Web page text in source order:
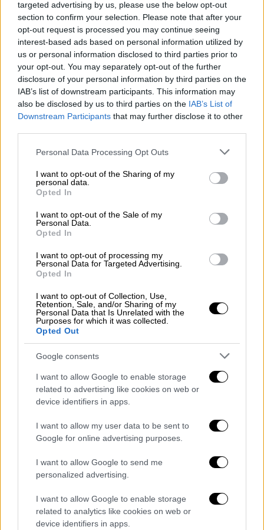
targeted advertising by us, please use the below opt-out
section to confirm your selection. Please note that after your
opt-out request is processed you may continue seeing
interest-based ads based on personal information utilized by
us or personal information disclosed to third parties prior to
your opt-out. You may separately opt-out of the further
disclosure of your personal information by third parties on the
IAB’s list of downstream participants. This information may
also be disclosed by us to third parties on the IAB’s List of
Downstream Participants that may further disclose it to other
Please note that this website/app uses one or more Google
not limited to your visit or usage behaviour. You may click to
grant or deny consent to Google and its third-party tags to
use your data for below specified purposes in below Google
consent section.
Personal Data Processing Opt Outs
I want to opt-out of the Sharing of my
personal data.
Opted In
I want to opt-out of the Sale of my
Personal Data.
Opted In
I want to opt-out of processing my
Personal Data for Targeted Advertising.
Opted In
I want to opt-out of Collection, Use,
Retention, Sale, and/or Sharing of my
Personal Data that Is Unrelated with the
Purposes for which it was collected.
Opted Out
Google consents
I want to allow Google to enable storage
related to advertising like cookies on web or
device identifiers in apps.
I want to allow my user data to be sent to
Google for online advertising purposes.
I want to allow Google to send me
personalized advertising.
I want to allow Google to enable storage
related to analytics like cookies on web or
device identifiers in apps.
Κασσελάκης υποστηρίζει και φέρνει μια
αλλαγή και γι’ αυτό εκλέχθηκε. Προσπαθεί να
την κάνει πράξη. Δεν ξέρω αν θα το έκανα
έτσι ακριβώς με τη δημόσια εικόνα μου. Εγώ
είμαι ένας τελείως διαφορετικός
άνθρωπος», είπε οΜάριος Αθανασίου.
«Νιώθω ότι δεν έχω τη δικαιοδοσία
να μιλάω για τη Μαρία»
Αναφερόμενος στηΜαρία Σολωμού
φοβάται να εκφράσει την άποψή του. Έτσι
τη θυμάμαι και έτσι ήταν πάντα. Αισθάνομαι
λίγο αμήχανα να μιλάω γι’ αυτήν, είναι μια
σχέση που έχει τελειώσει εδώ και 18
χρόνια. Νιώθω ότι δεν έχω τη δικαιοδοσία
να μιλάω για τη Μαρία καθώς μιλάει η ίδια
για τον εαυτό της και το κάνει ωραία και
«Πρέπει να σταματήσουμε να μιλάμε για
σουηδικό μοντέλο και να το ονομάσουμε
ελληνικό. Αν στην Ελλάδα θεωρούμε ότι
είναι μοντέλο ζωής, δύο χωρισμένοι γονείς
να πλακώνονται στο ξύλο για το παιδί τους,
τότε ας το χαρούν αυτοί που το κάνουν. Στη
δική μας περίπτωση δε λύνουμε τις
διαφορές μας πίνοντας σαμπάνια και
τρώγοντας σολομό. Θέλει αγώνα και
άλλη, υπάρχει μια δυσκολία. Προσπαθήσαμε
να βρούμε τις ισορροπίες μας και το
πετύχαμε», σημείωσε ο Μάριος Αθανασίου.